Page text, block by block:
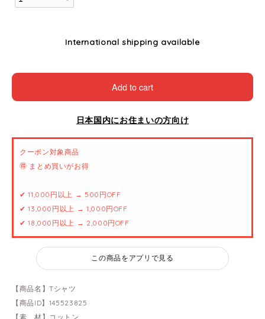
International shipping available
Add to cart
日本国内にお住まいの方向け
クーポン対象商品
🉐 まとめ買いがお得
✔ 11,000円以上 → 500円OFF
✔ 13,000円以上 → 1,000円OFF
✔ 18,000円以上 → 2,000円OFF
この商品をアプリで見る
【商品名】Tシャツ
【商品ID】145523825
【素 材】コットン